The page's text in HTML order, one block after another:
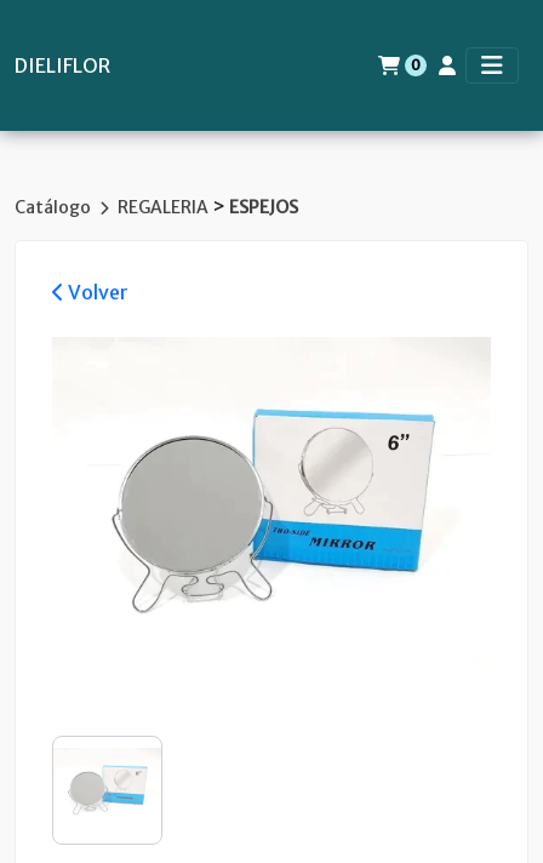
DIELIFLOR 0
Catálogo REGALERIA > ESPEJOS
Volver